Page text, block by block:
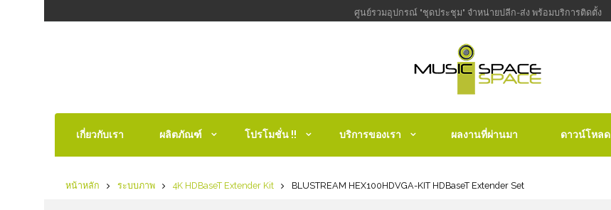
ศูนย์รวมอุปกรณ์ "ชุดประชุม" จำหน่ายปลีก-ส่ง พร้อมบริการติดตั้ง
เกี่ยวกับเรา ผลิตภัณฑ์ โปรโมชั่น !! บริการของเรา ผลงานที่ผ่านมา ดาวน์โหลด
หน้าหลัก ระบบภาพ 4K HDBaseT Extender Kit BLUSTREAM HEX100HDVGA-KIT HDBaseT Extender Set